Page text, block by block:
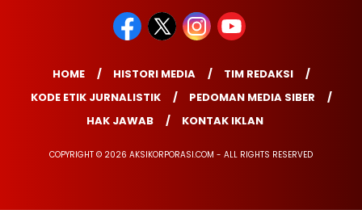
HOME HISTORI MEDIA
TIM REDAKSI
KODE ETIK JURNALISTIK
PEDOMAN MEDIA SIBER
HAK JAWAB
KONTAK IKLAN
COPYRIGHT © 2026 AKSIKORPORASI.COM - ALL RIGHTS RESERVED